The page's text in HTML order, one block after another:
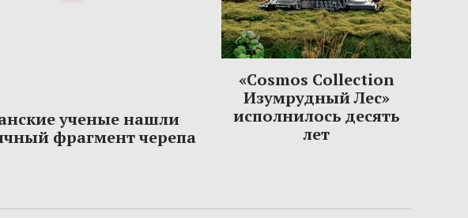
ученые нашли
фрагмент черепа
«Cosmos Collection
Изумрудный Лес»
исполнилось десять
лет